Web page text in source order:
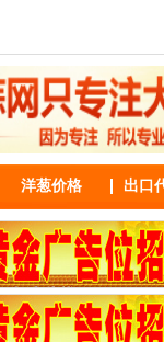
洋葱价格 出口